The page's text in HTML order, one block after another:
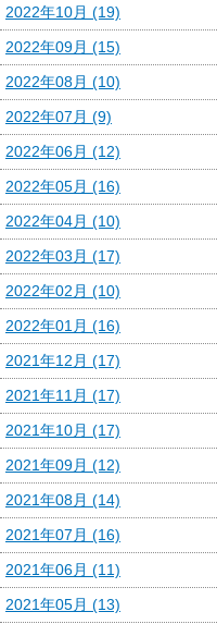
2022年10月 (19)
2022年09月 (15)
2022年08月 (10)
2022年07月 (9)
2022年06月 (12)
2022年05月 (16)
2022年04月 (10)
2022年03月 (17)
2022年02月 (10)
2022年01月 (16)
2021年12月 (17)
2021年11月 (17)
2021年10月 (17)
2021年09月 (12)
2021年08月 (14)
2021年07月 (16)
2021年06月 (11)
2021年05月 (13)